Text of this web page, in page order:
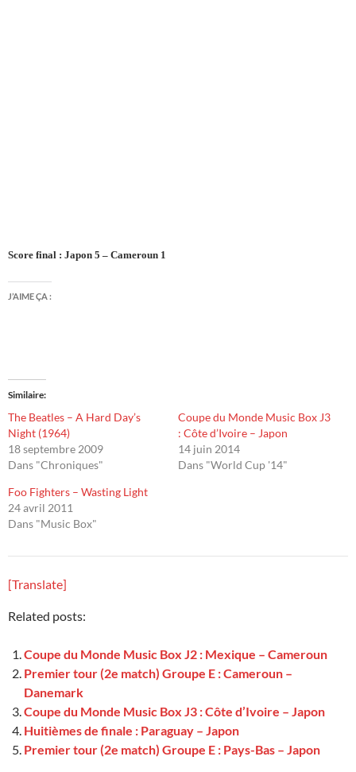
Score final : Japon 5 – Cameroun 1
J’AIME ÇA :
Similaire
The Beatles – A Hard Day’s
Night (1964)
18 septembre 2009
Dans "Chroniques"
Coupe du Monde Music Box J3
: Côte d’Ivoire – Japon
14 juin 2014
Dans "World Cup '14"
Foo Fighters – Wasting Light
24 avril 2011
Dans "Music Box"
[Translate]
Related posts:
Coupe du Monde Music Box J2 : Mexique – Cameroun
Premier tour (2e match) Groupe E : Cameroun –
Danemark
Coupe du Monde Music Box J3 : Côte d’Ivoire – Japon
Huitièmes de finale : Paraguay – Japon
Premier tour (2e match) Groupe E : Pays-Bas – Japon